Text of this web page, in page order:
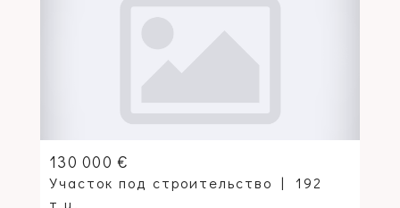
130 000 €
Участок под строительство
192
τ.μ.